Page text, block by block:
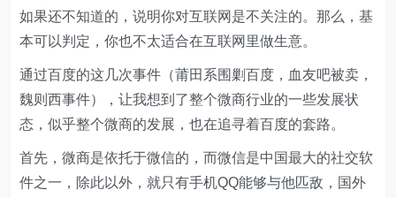
如果还不知道的，说明你对互联网是不关注的。那么，基
本可以判定，你也不太适合在互联网里做生意。
通过百度的这几次事件（莆田系围剿百度，血友吧被卖，
魏则西事件），让我想到了整个微商行业的一些发展状
态，似乎整个微商的发展，也在追寻着百度的套路。
首先，微商是依托于微信的，而微信是中国最大的社交软
件之一，除此以外，就只有手机QQ能够与他匹敌，国外